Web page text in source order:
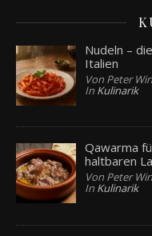
Nudeln –
Italien
Von Peter
In Kulinarik
Qawarma
haltbaren
Von Peter
In Kulinarik